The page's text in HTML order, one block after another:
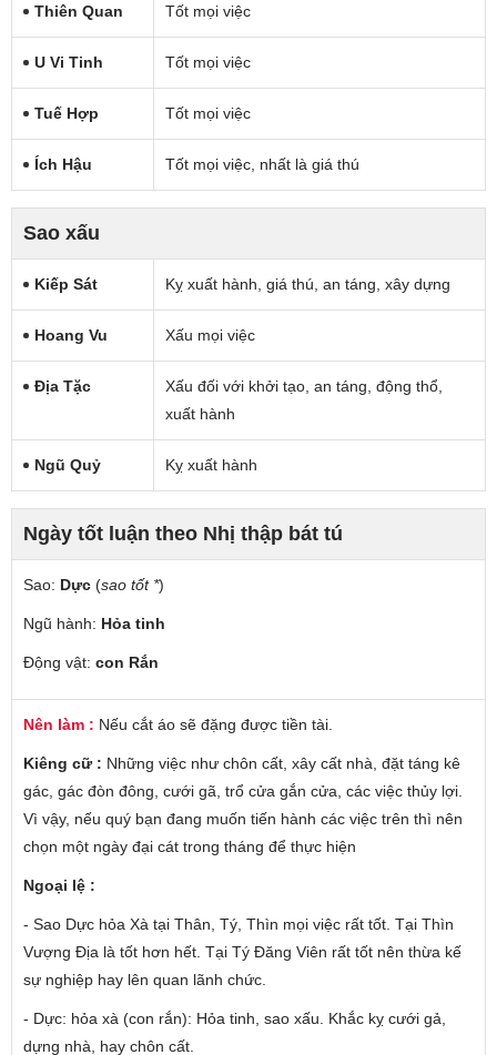
Thiên Quan Tốt mọi việc
U Vi Tinh Tốt mọi việc
Tuế Hợp Tốt mọi việc
Ích Hậu Tốt mọi việc, nhất là giá thú
Sao xấu
Kiếp Sát Kỵ xuất hành, giá thú, an táng, xây dựng
Hoang Vu Xấu mọi việc
Địa Tặc
Xấu đối với khởi tạo, an táng, động thổ,
xuất hành
Ngũ Quỷ Kỵ xuất hành
Ngày tốt luận theo Nhị thập bát tú
Sao: Dực (sao tốt *)
Ngũ hành: Hỏa tinh
Động vật: con Rắn
Nên làm : Nếu cắt áo sẽ đặng được tiền tài.
Kiêng cữ : Những việc như chôn cất, xây cất nhà, đặt táng kê
gác, gác đòn đông, cưới gã, trổ cửa gắn cửa, các việc thủy lợi.
Vì vậy, nếu quý bạn đang muốn tiến hành các việc trên thì nên
chọn một ngày đại cát trong tháng để thực hiện
Ngoại lệ :
- Sao Dực hỏa Xà tại Thân, Tý, Thìn mọi việc rất tốt. Tại Thìn
Vượng Địa là tốt hơn hết. Tại Tý Đăng Viên rất tốt nên thừa kế
sự nghiệp hay lên quan lãnh chức.
- Dực: hỏa xà (con rắn): Hỏa tinh, sao xấu. Khắc kỵ cưới gả,
dựng nhà, hay chôn cất.